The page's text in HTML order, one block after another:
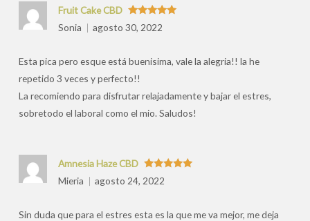
Valorado
con5de 5
Fruit Cake CBD
Sonia
agosto 30, 2022
Esta pica pero esque está buenisima, vale la alegria!! la he
repetido 3 veces y perfecto!!
La recomiendo para disfrutar relajadamente y bajar el estres,
sobretodo el laboral como el mio. Saludos!
Valorado
con5
Amnesia Haze CBD
Mieria
agosto 24, 2022
Sin duda que para el estres esta es la que me va mejor, me deja